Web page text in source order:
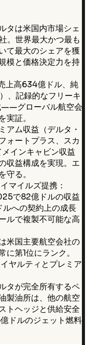
タは米国内市場シェ
。世界最大かつ最も
て最大のシェアを獲
模と価格決定力を持
上高634億ドル、純
、記録的なフリーキ
——グローバル航空会
証。
アム収益（デルタ・
ォートプラス、スカ
インキャビン収益
収益構成を実現。エ
る。
マイルズ提携：
で82億ドルの収益
への契約上の成長
ルで複製不可能な高
米国主要航空会社の
第1位にランク。
ヤルティとプレミア
タが完全所有するペ
製油所は、他の航空
トヘッジと供給安全
ドルのジェット燃料